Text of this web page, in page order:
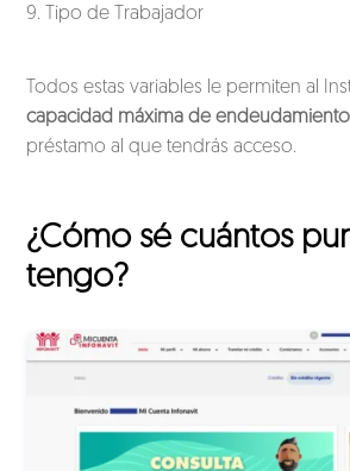
Tipo de Trabajador
Todos estas variables le permiten al
capacidad máxima de endeudamiento
préstamo al que tendrás acceso.
¿Cómo sé cuántos
tengo?